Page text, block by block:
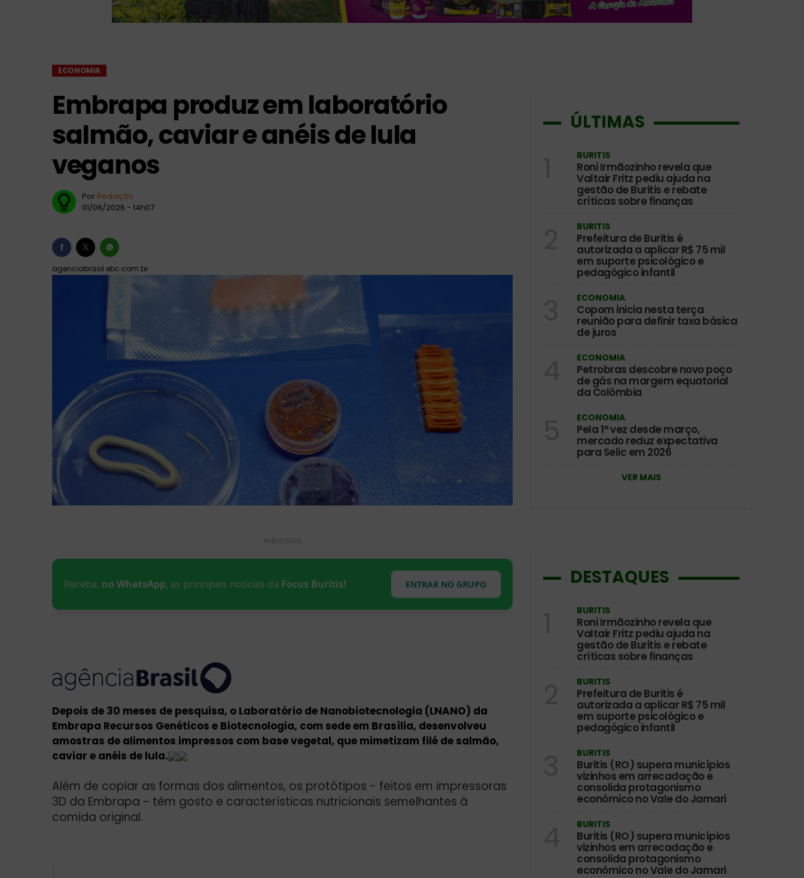
Prefeitura de Buritis é autorizada a aplicar R$ 75 mil em suporte psicológico e pedagógico infantil
ECONOMIA
Embrapa produz em laboratório
salmão, caviar e anéis de lula
veganos
Por Redação
01/06/2026 - 14h07
agenciabrasil.ebc.com.br
PUBLICIDADE
Receba, no WhatsApp, as principais notícias da Focus Buritis! ENTRAR NO GRUPO
Depois de 30 meses de pesquisa, o Laboratório de Nanobiotecnologia (LNANO) da
Embrapa Recursos Genéticos e Biotecnologia, com sede em Brasília, desenvolveu
amostras de alimentos impressos com base vegetal, que mimetizam filé de salmão,
caviar e anéis de lula.
Além de copiar as formas dos alimentos, os protótipos - feitos em impressoras
3D da Embrapa - têm gosto e características nutricionais semelhantes à
comida original.
ÚLTIMAS
BURITIS
Roni Irmãozinho revela que
Valtair Fritz pediu ajuda na
gestão de Buritis e rebate
críticas sobre finanças
BURITIS
Prefeitura de Buritis é
autorizada a aplicar R$ 75 mil
em suporte psicológico e
pedagógico infantil
ECONOMIA
Copom inicia nesta terça
reunião para definir taxa básica
de juros
ECONOMIA
Petrobras descobre novo poço
de gás na margem equatorial
da Colômbia
ECONOMIA
Pela 1ª vez desde março,
mercado reduz expectativa
para Selic em 2026
VER MAIS
DESTAQUES
BURITIS
Roni Irmãozinho revela que
Valtair Fritz pediu ajuda na
gestão de Buritis e rebate
críticas sobre finanças
BURITIS
Prefeitura de Buritis é
autorizada a aplicar R$ 75 mil
em suporte psicológico e
pedagógico infantil
BURITIS
Buritis (RO) supera municípios
vizinhos em arrecadação e
consolida protagonismo
econômico no Vale do Jamari
BURITIS
Buritis (RO) supera municípios
vizinhos em arrecadação e
consolida protagonismo
econômico no Vale do Jamari